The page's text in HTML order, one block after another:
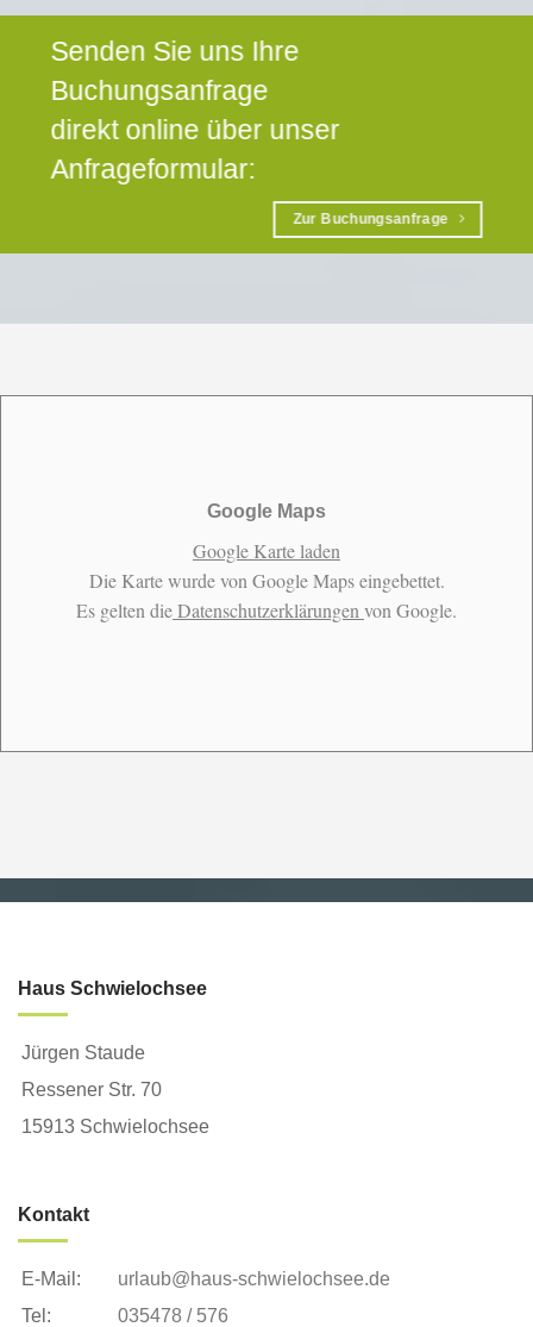
Senden Sie uns Ihre
Buchungsanfrage
direkt online über unser
Anfrageformular:
Zur Buchungsanfrage
Google Maps
Google Karte laden
Die Karte wurde von Google Maps eingebettet.
Es gelten dieDatenschutzerklärungen von Google.
Haus Schwielochsee
Jürgen Staude
Ressener Str. 70
15913 Schwielochsee
Kontakt
E-Mail:
urlaub@haus-schwielochsee.de
Tel:
035478 / 576